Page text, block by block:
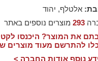
אלטלף, יהוד
293 מוצרים נוספים באתר
את המוצר? היכנסו
להתרשם מעוד מוצרים
נוסף אודות החברה >